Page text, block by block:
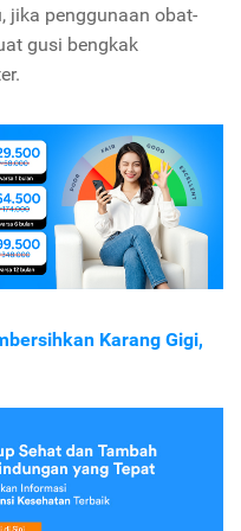
jika penggunaan obat-
gusi bengkak
Karang Gigi,